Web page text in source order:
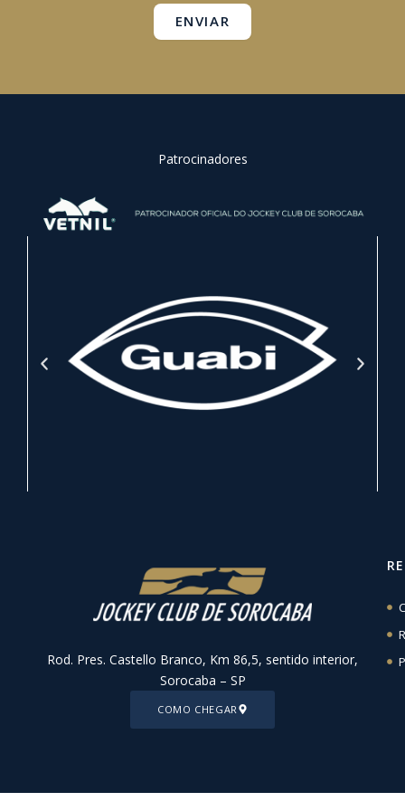
ENVIAR
Patrocinadores
Rod. Pres. Castello Branco, Km 86,5, sentido interior,
Sorocaba – SP
COMO CHEGAR